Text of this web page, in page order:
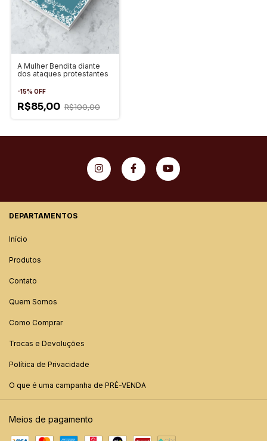
A Mulher Bendita diante
dos ataques protestantes
-15% OFF
R$85,00 R$100,00
DEPARTAMENTOS
Início
Produtos
Contato
Quem Somos
Como Comprar
Trocas e Devoluções
Política de Privacidade
O que é uma campanha de PRÉ-VENDA
Meios de pagamento